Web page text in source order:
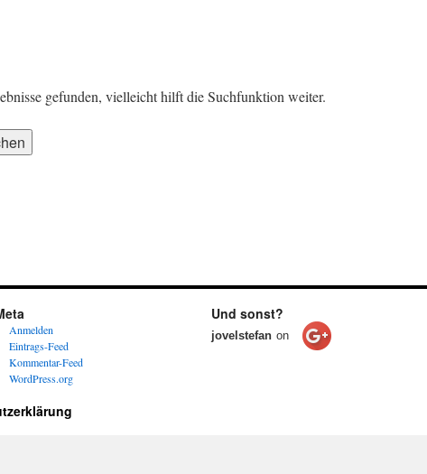
gefunden, vielleicht hilft die Suchfunktion weiter.
Anmelden
Eintrags-Feed
Kommentar-Feed
WordPress.org
Und sonst?
jovelstefan on